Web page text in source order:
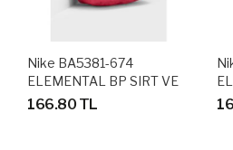
Nike BA5381-674
ELEMENTAL BP SIRT VE
OKUL ÇANTASI 46 Cm Y X
166.80 TL